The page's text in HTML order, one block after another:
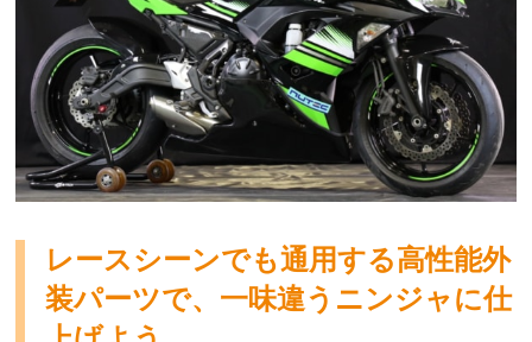
レースシーンでも通用する高性能外
装パーツで、一味違うニンジャに仕